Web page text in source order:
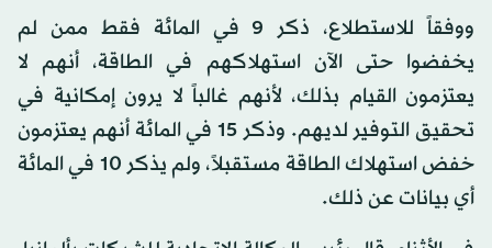
ووفقاً للاستطلاع، ذكر 9 في المائة فقط ممن لم
يخفضوا حتى الآن استهلاكهم في الطاقة، أنهم لا
يعتزمون القيام بذلك، لأنهم غالباً لا يرون إمكانية في
تحقيق التوفير لديهم. وذكر 15 في المائة أنهم يعتزمون
خفض استهلاك الطاقة مستقبلاً، ولم يذكر 10 في المائة
أي بيانات عن ذلك.